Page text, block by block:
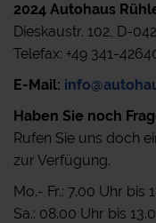
2024 Autohaus
Dieskaustr. 102, D-
Telefax: +49 341-
E-Mail:
Haben Sie noch
Rufen Sie uns doch
zur Verfügung.
Mo.- Fr.: 7.00 Uhr bis
Sa.: 08.00 Uhr bis